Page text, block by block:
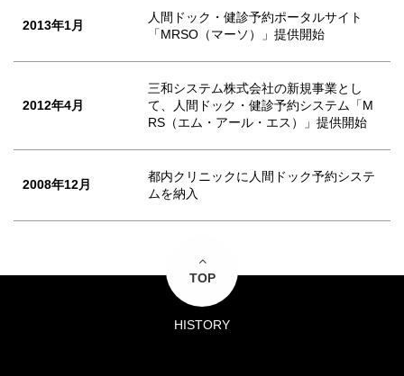
2013年1月
人間ドック・健診予約ポータルサイト
「MRSO（マーソ）」提供開始
2012年4月
三和システム株式会社の新規事業とし
て、人間ドック・健診予約システム「M
RS（エム・アール・エス）」提供開始
2008年12月
都内クリニックに人間ドック予約システ
ムを納入
TOP
HISTORY